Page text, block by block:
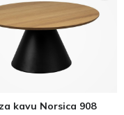
kavu Norsica 908